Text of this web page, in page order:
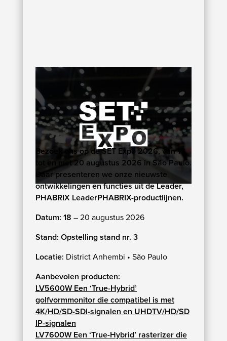
Bezoek ons op de SET Expo 2026, van 18
tot en met 20 augustus 2026 in São Paulo.
Daar presenteren we onze nieuwste
ontwikkelingen en functies uit de Leader,
PHABRIX LeaderPHABRIX-productlijnen.
Datum: 18 – 20 augustus 2026
Stand: Opstelling stand nr. 3
Locatie: District Anhembi • São Paulo
Aanbevolen producten:
LV5600W Een ‘True-Hybrid’
golfvormmonitor die compatibel is met
4K/HD/SD-SDI-signalen en UHDTV/HD/SD
IP-signalen
LV7600W Een ‘True-Hybrid’ rasterizer die